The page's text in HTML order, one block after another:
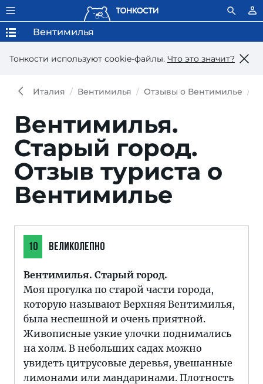
Тонкости используют сookie-файлы. Что это значит?
Вентимилья
Италия Вентимилья Отзывы о Вентимилье
Вентимилья.
Старый город.
Отзыв туриста о
Вентимилье
10 ВЕЛИКОЛЕПНО
Вентимилья. Старый город.
Моя прогулка по старой части города,
которую называют Верхняя Вентимилья,
была неспешной и очень приятной.
Живописные узкие улочки поднимались
на холм. В небольших садах можно
увидеть цитрусовые деревья, увешанные
лимонами или мандаринами. Плотность